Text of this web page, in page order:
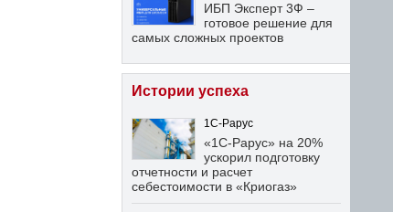
ИБП Эксперт 3Ф –
готовое решение для
самых сложных проектов
Истории успеха
1С-Рарус
«1С-Рарус» на 20%
ускорил подготовку
отчетности и расчет
себестоимости в «Криогаз»